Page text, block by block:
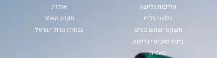
חליפות גלישה
גלשני גלים
משקפי שמש צפים
ביגוד ואביזרי גלישה
סאפים
אודות
תקנון האתר
נבחרת נורת' ישראל